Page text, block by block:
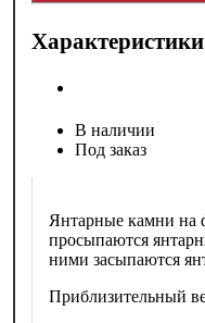
Характеристики
В наличии
Под заказ
Янтарные камни на
просыпаются
ними засыпаются
Приблизительный